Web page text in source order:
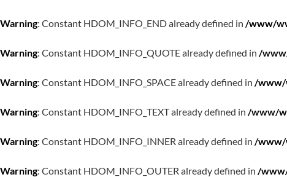
Warning: Constant HDOM_INFO_END already defined in /www/
Warning: Constant HDOM_INFO_QUOTE already defined in /
Warning: Constant HDOM_INFO_SPACE already defined in /www/
Warning: Constant HDOM_INFO_TEXT already defined in /www/
Warning: Constant HDOM_INFO_INNER already defined in /www/
Warning: Constant HDOM_INFO_OUTER already defined in /